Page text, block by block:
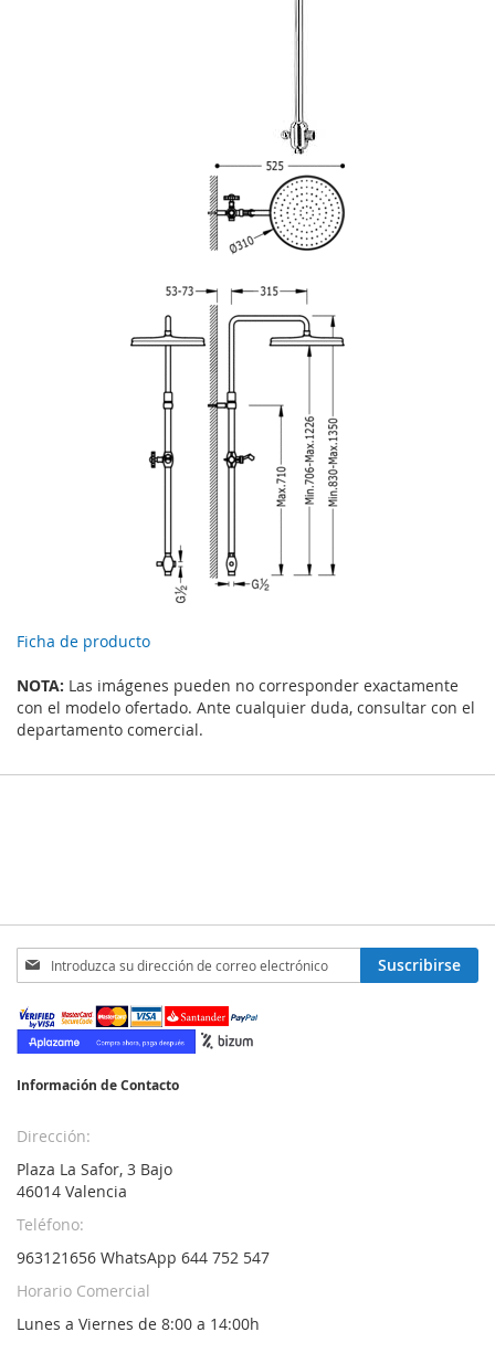
Ficha de producto
NOTA: Las imágenes pueden no corresponder exactamente
con el modelo ofertado. Ante cualquier duda, consultar con el
departamento comercial.
Inscríbase
a
nuestro
boletín
de
Suscribirse
Información de Contacto
Dirección:
Plaza La Safor, 3 Bajo
46014 Valencia
Teléfono:
963121656 WhatsApp 644 752 547
Horario Comercial
Lunes a Viernes de 8:00 a 14:00h